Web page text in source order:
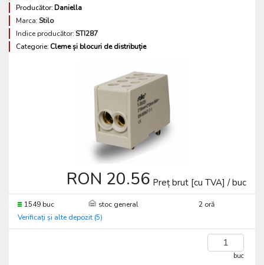
Producător:Daniella
Marca:Stilo
Indice producător:STI287
Categorie: Cleme și blocuri de distribuție
RON 20.56 Preț brut [cu TVA] / buc
1549 buc stoc general
2 oră
Verificați și alte depozit (5)
buc